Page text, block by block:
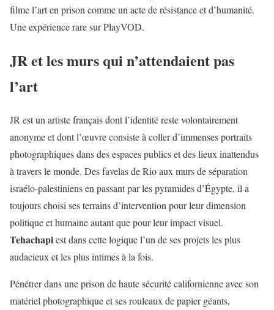
filme l’art en prison comme un acte de résistance et d’humanité.
Une expérience rare sur PlayVOD.
JR et les murs qui n’attendaient pas
l’art
JR est un artiste français dont l’identité reste volontairement
anonyme et dont l’œuvre consiste à coller d’immenses portraits
photographiques dans des espaces publics et des lieux inattendus
à travers le monde. Des favelas de Rio aux murs de séparation
israélo-palestiniens en passant par les pyramides d’Égypte, il a
toujours choisi ses terrains d’intervention pour leur dimension
politique et humaine autant que pour leur impact visuel.
Tehachapiest dans cette logique l’un de ses projets les plus
audacieux et les plus intimes à la fois.
Pénétrer dans une prison de haute sécurité californienne avec son
matériel photographique et ses rouleaux de papier géants,